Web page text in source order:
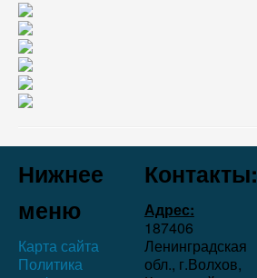
Нижнее
меню
Карта сайта
Политика
Контакты:
Адрес:
187406
Ленинградская
обл., г.Волхов,